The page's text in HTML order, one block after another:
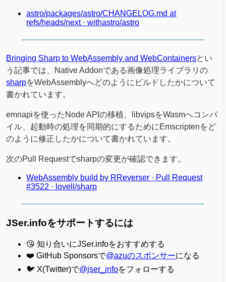
astro/packages/astro/CHANGELOG.md at
refs/heads/next · withastro/astro
Bringing Sharp to WebAssembly and WebContainersとい
う記事では、Native Addonである画像処理ライブラリの
sharpをWebAssemblyへどのようにビルドしたかについて
書かれています。
emnapiを使ったNode APIの移植、libvipsをWasmへコンパ
イル、起動時の処理を同期的にするためにEmscriptenをど
のように修正したかについて書かれています。
次のPull Requestでsharpの変更が確認できます。
WebAssembly build by RReverser · Pull Request
#3522 · lovell/sharp
JSer.infoをサポートするには
😘 知り合いにJSer.infoをおすすめする
❤️ GitHub Sponsorsで@azuのスポンサーになる
🐦 X(Twitter)で@jser_infoをフォローする